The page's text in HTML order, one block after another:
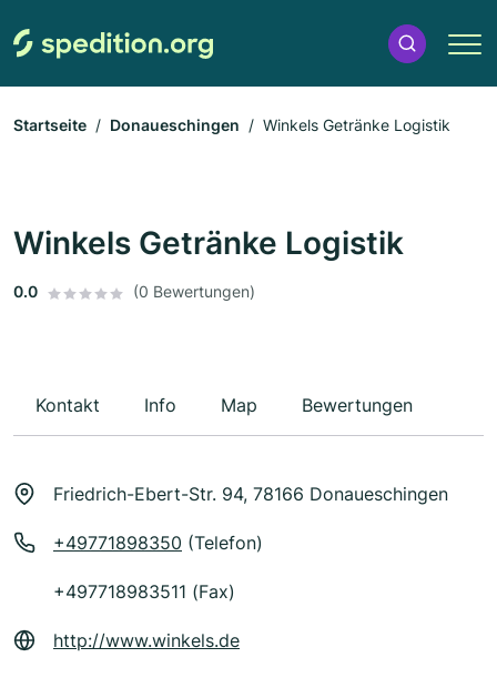
Startseite Donaueschingen Winkels Getränke Logistik
Winkels Getränke Logistik
0.0 (0 Bewertungen)
Kontakt Info Map Bewertungen
Friedrich-Ebert-Str. 94, 78166 Donaueschingen
+49771898350 (Telefon)
+497718983511 (Fax)
http://www.winkels.de